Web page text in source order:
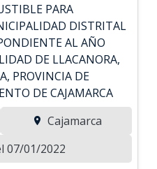
PARA
DISTRITAL
AL AÑO
DE LLACANORA,
PROVINCIA DE
DE CAJAMARCA
Cajamarca
07/01/2022